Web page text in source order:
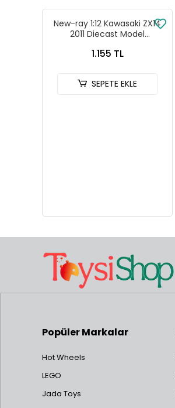
New-ray 1:12 Kawasaki ZX14
2011 Diecast Model
1.155 TL
SEPETE EKLE
Popüler Markalar
Hot Wheels
LEGO
Jada Toys